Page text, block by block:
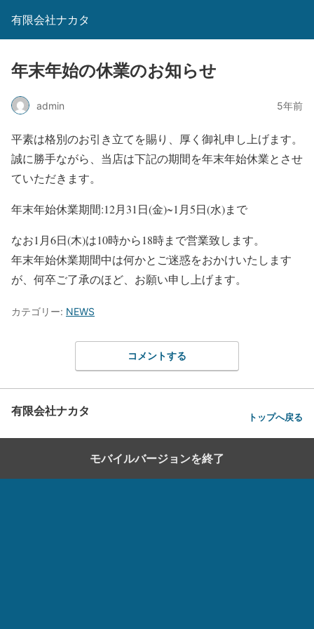
有限会社ナカタ
年末年始の休業のお知らせ
admin 5年前
平素は格別のお引き立てを賜り、厚く御礼申し上げます。
誠に勝手ながら、当店は下記の期間を年末年始休業とさせ
ていただきます。
年末年始休業期間:12月31日(金)~1月5日(水)まで
なお1月6日(木)は10時から18時まで営業致します。
年末年始休業期間中は何かとご迷惑をおかけいたします
が、何卒ご了承のほど、お願い申し上げます。
カテゴリー: NEWS
コメントする
有限会社ナカタ トップへ戻る
モバイルバージョンを終了